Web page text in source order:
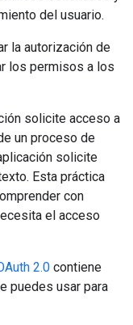
del usuario.
la autorización de
los permisos a los
solicite acceso a
un proceso de
solicite
Esta práctica
con
el acceso
2.0 contiene
puedes usar para